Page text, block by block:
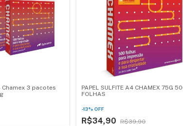
3 pacotes
PAPEL SULFITE A4 CHAMEX 75G
FOLHAS
-13% OFF
R$34,90 R$39,90